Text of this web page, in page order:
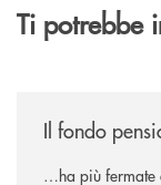
Ti potrebbe
Il fondo
…ha più fermate